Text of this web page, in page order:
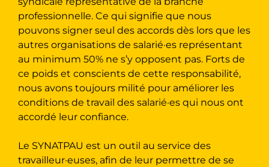
professionnelle. Ce qui signifie que nous
pouvons signer seul des accords dès lors que les
autres organisations de salarié·es représentant
au minimum 50% ne s’y opposent pas. Forts de
ce poids et conscients de cette responsabilité,
nous avons toujours milité pour améliorer les
conditions de travail des salarié·es qui nous ont
accordé leur confiance.
Le SYNATPAU est un outil au service des
travailleur·euses, afin de leur permettre de se